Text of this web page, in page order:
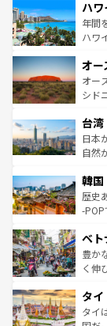
ば市
着の
のよ
ンメ
西部
部の
文化
しみ
ならで
情報
ハワ
年間
ハワ
ワイ
島だ
おす
れる
人々
ク、
ワイを、
はコ
オー
オー
シド
リア
ク）
ど、
いる
ビン
い。
参照
台湾
日本
自然
ン）
と山
驚き
容に
照し
韓国
歴史
-
き、
でき
まで
リテ
ベト
豊か
く伸
急速
ーチ
タイ
タイ